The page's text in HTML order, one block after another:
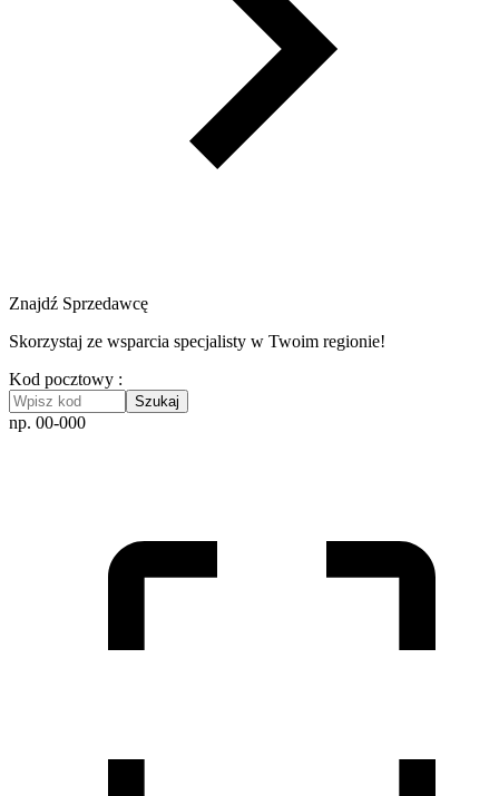
Znajdź Sprzedawcę
Skorzystaj ze wsparcia specjalisty w Twoim regionie!
Kod pocztowy :
Szukaj
np. 00-000